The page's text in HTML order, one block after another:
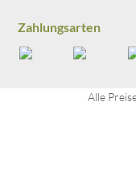
unterstütze. :)
Zahlungsarten
Alle